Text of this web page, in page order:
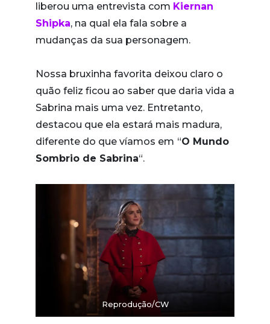
liberou uma entrevista com Kiernan
Shipka, na qual ela fala sobre a
mudanças da sua personagem.
Nossa bruxinha favorita deixou claro o
quão feliz ficou ao saber que daria vida a
Sabrina mais uma vez. Entretanto,
destacou que ela estará mais madura,
diferente do que víamos em “O Mundo
Sombrio de Sabrina“.
Reprodução/CW